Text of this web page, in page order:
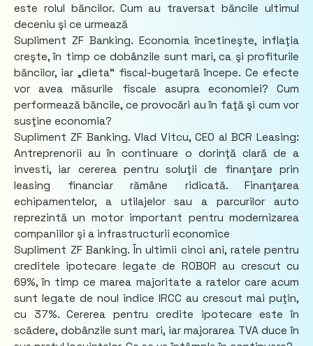
este rolul băncilor. Cum au traversat băncile ultimul
deceniu şi ce urmează
Supliment ZF Banking. Economia încetineşte, inflaţia
creşte, în timp ce dobânzile sunt mari, ca şi profiturile
băncilor, iar „dieta“ fiscal-bugetară începe. Ce efecte
vor avea măsurile fiscale asupra economiei? Cum
performează băncile, ce provocări au în faţă şi cum vor
susţine economia?
Supliment ZF Banking. Vlad Vitcu, CEO al BCR Leasing:
Antreprenorii au în continuare o dorinţă clară de a
investi, iar cererea pentru soluţii de finanţare prin
leasing financiar rămâne ridicată. Finanţarea
echipamentelor, a utilajelor sau a parcurilor auto
reprezintă un motor important pentru modernizarea
companiilor şi a infrastructurii economice
Supliment ZF Banking. În ultimii cinci ani, ratele pentru
creditele ipotecare legate de ROBOR au crescut cu
69%, în timp ce marea majoritate a ratelor care acum
sunt legate de noul indice IRCC au crescut mai puţin,
cu 37%. Cererea pentru credite ipotecare este în
scădere, dobânzile sunt mari, iar majorarea TVA duce în